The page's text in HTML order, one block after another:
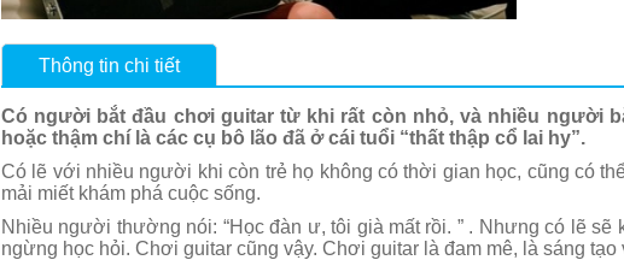
Thông tin chi tiết
Có người bắt đầu chơi guitar từ khi rất còn nhỏ, và nhiều người
hoặc thậm chí là các cụ bô lão đã ở cái tuổi “thất thập cổ lai hy”.
Có lẽ với nhiều người khi còn trẻ họ không có thời gian học, cũng có
mải miết khám phá cuộc sống.
Nhiều người thường nói: “Học đàn ư, tôi già mất rồi. ” . Nhưng có lẽ
ngừng học hỏi. Chơi guitar cũng vậy. Chơi guitar là đam mê, là sáng